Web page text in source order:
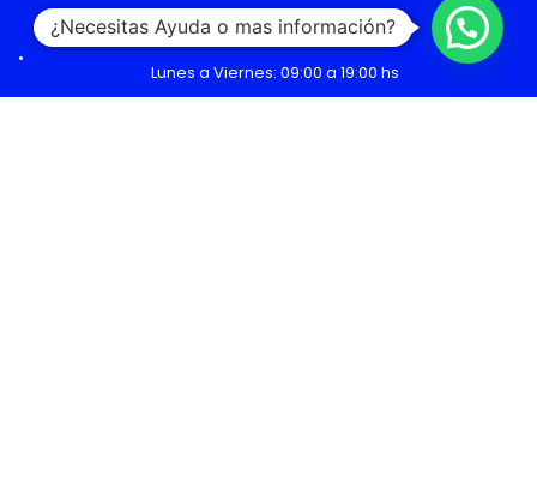
Ventas
Lunes a Viernes: 09:00 a 19:00 hs
¿Necesitas Ayuda o mas información?